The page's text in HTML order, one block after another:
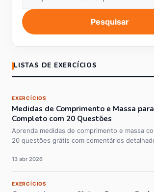
Pesquisar
LISTAS DE EXERCÍCIOS
EXERCÍCIOS
Medidas de Comprimento e Massa
Completo com 20 Questões
Aprenda medidas de comprimento e massa
20 questões grátis com comentários
13 abr 2026
EXERCÍCIOS